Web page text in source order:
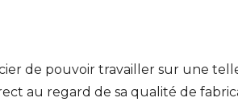
de pouvoir travailler sur une
au regard de sa qualité de